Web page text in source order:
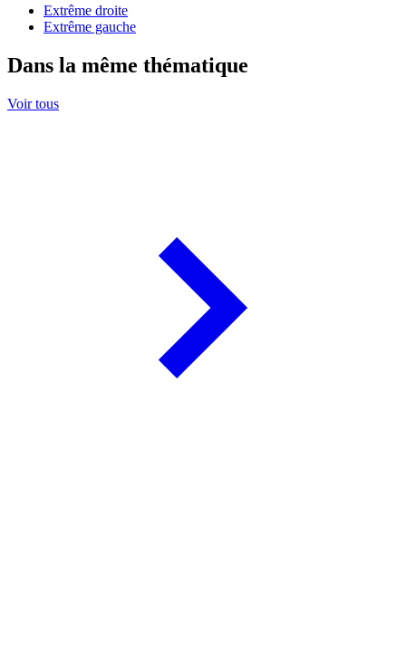
Extrême droite
Extrême gauche
Dans la même thématique
Voir tous